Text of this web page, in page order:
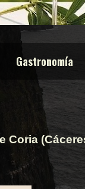
Gastronomía
Coria